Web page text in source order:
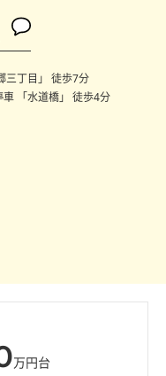
三丁目」 徒歩7分
「水道橋」 徒歩4分
万円台